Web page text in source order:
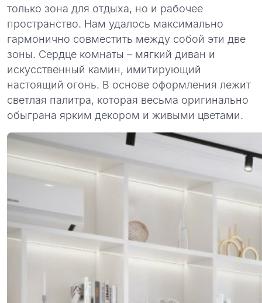
только зона для отдыха, но и рабочее
пространство. Нам удалось максимально
гармонично совместить между собой эти две
зоны. Сердце комнаты – мягкий диван и
искусственный камин, имитирующий
настоящий огонь. В основе оформления лежит
светлая палитра, которая весьма оригинально
обыграна ярким декором и живыми цветами.